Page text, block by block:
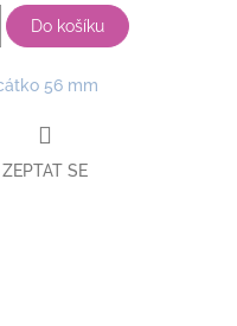
Do košíku
56 mm
ZEPTAT SE